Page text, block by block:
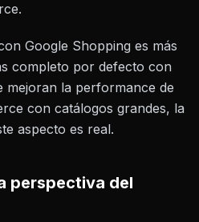
Google Shopping es más
completo por defecto con
mejoran la performance de
con catálogos grandes, la
aspecto es real.
perspectiva del